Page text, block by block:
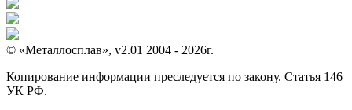
© «Металлосплав», v2.01 2004 - 2026г.
Копирование информации преследуется по закону. Статья 146
УК РФ.